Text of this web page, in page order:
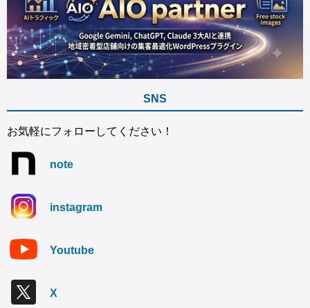
SNS
お気軽にフォローしてください！
note
instagram
Youtube
X